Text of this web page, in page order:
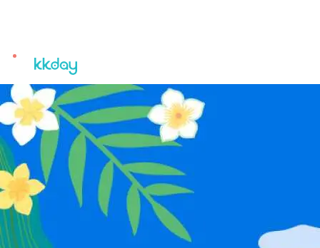
unread
notifications